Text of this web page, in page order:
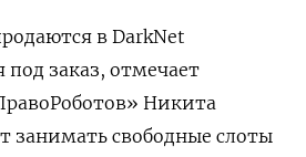
в DarkNet
под заказ, отмечает
Никита
занимать свободные слоты